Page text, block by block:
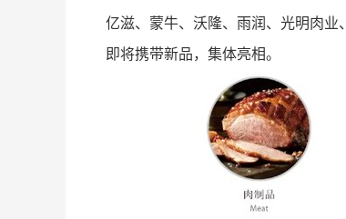
亿滋、蒙牛、沃隆、雨润、光明肉
即将携带新品，集体亮相。